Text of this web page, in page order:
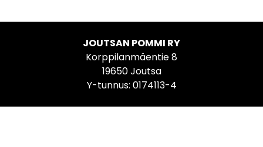
JOUTSAN POMMI RY
Korppilanmäentie 8
19650 Joutsa
Y-tunnus: 0174113-4